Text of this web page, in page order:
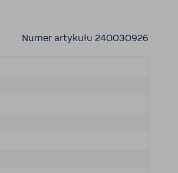
Numer arty­kułu 240030926